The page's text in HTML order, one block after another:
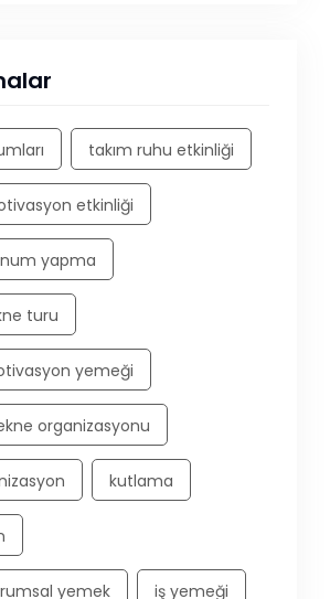
takım ruhu etkinliği
etkinliği
yapma
turu
yemeği
organizasyonu
kutlama
yemek iş yemeği